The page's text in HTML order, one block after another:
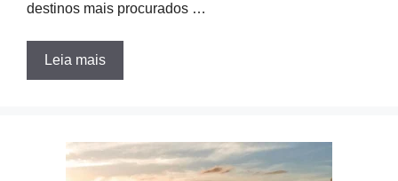
destinos mais procurados …
Leia mais